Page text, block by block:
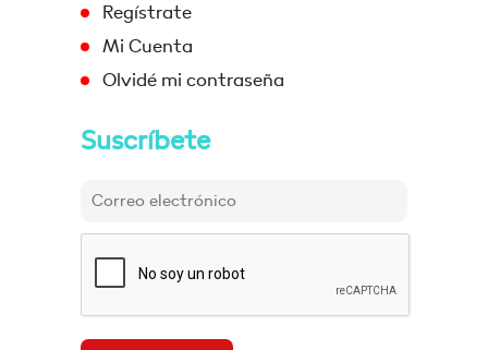
Regístrate
Mi Cuenta
Olvidé mi contraseña
Suscríbete